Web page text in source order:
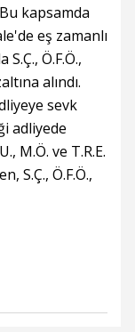
kapsamda
eş zamanlı
Ö.F.Ö.,
alındı.
sevk
adliyede
M.Ö. ve T.R.E.
S.Ç., Ö.F.Ö.,